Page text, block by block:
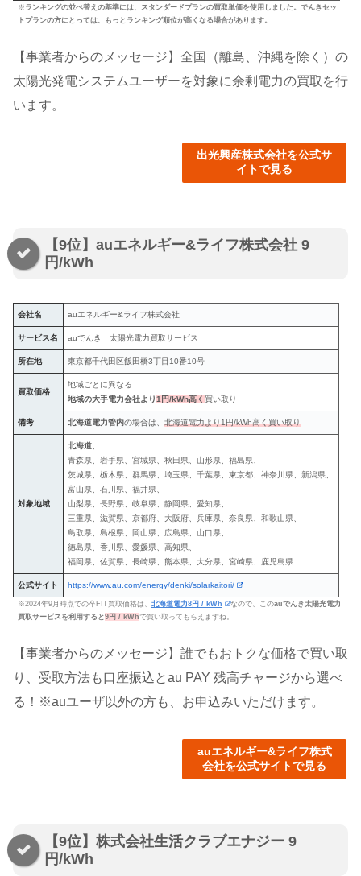
※ ランキングの並べ替えの基準には、スタンダードプランの買取単価を使用しました。でんきセッ
トプランの方にとっては、もっとランキング順位が高くなる場合があります。
【事業者からのメッセージ】全国（離島、沖縄を除く）の
太陽光発電システムユーザーを対象に余剰電力の買取を行
います。
出光興産株式会社を公式サ
イトで見る
【9位】auエネルギー&ライフ株式会社 9
円/kWh
会社名 auエネルギー&ライフ株式会社
サービス名 auでんき 太陽光電力買取サービス
所在地 東京都千代田区飯田橋3丁目10番10号
買取価格
地域ごとに異なる
地域の大手電力会社より1円/kWh高く 買い取り
備考 北海道電力管内の場合は、北海道電力より1円/kWh高く買い取り
対象地域
北海道
青森県、岩手県、宮城県、秋田県、山形県、福島県、
茨城県、栃木県、群馬県、埼玉県、千葉県、東京都、神奈川県、新潟県、
富山県、石川県、福井県、
山梨県、長野県、岐阜県、静岡県、愛知県、
三重県、滋賀県、京都府、大阪府、兵庫県、奈良県、和歌山県、
鳥取県、島根県、岡山県、広島県、山口県、
徳島県、香川県、愛媛県、高知県、
福岡県、佐賀県、長崎県、熊本県、大分県、宮崎県、鹿児島県
公式サイト https://www.au.com/energy/denki/solarkaitori/
※2024年9月時点での卒FIT買取価格は、 北海道電力8円 / kWh なので、このauでんき太陽光電力
買取サービスを利用すると9円 / kWh で買い取ってもらえますね。
【事業者からのメッセージ】誰でもおトクな価格で買い取
り、受取方法も口座振込とau PAY 残高チャージから選べ
る！※auユーザ以外の方も、お申込みいただけます。
auエネルギー&ライフ株式
会社を公式サイトで見る
【9位】株式会社生活クラブエナジー 9
円/kWh